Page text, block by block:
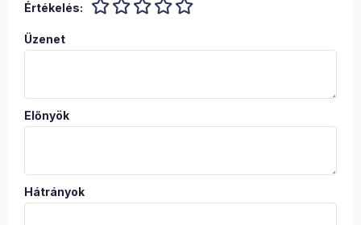
Értékelés:
Üzenet
Előnyök
Hátrányok